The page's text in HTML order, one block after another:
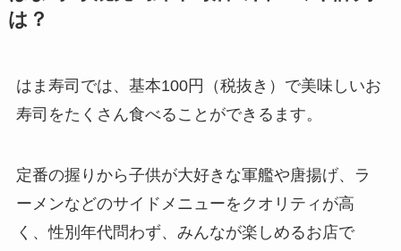
は？
はま寿司では、基本100円（税抜き）で美味しいお
寿司をたくさん食べることができるます。
定番の握りから子供が大好きな軍艦や唐揚げ、ラ
ーメンなどのサイドメニューをクオリティが高
く、性別年代問わず、みんなが楽しめるお店で